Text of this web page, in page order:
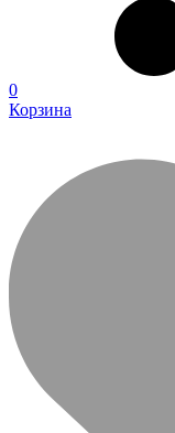
0
Корзина